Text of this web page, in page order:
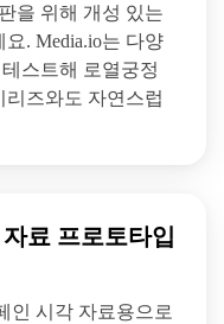
을 위해 개성 있는
. Media.io는 다양
스트해 로열궁정
즈와도 자연스럽
료 프로토타입
인 시각 자료용으로